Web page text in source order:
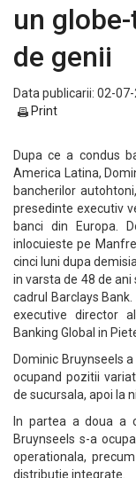
un
de genii
Data publicarii: 02-07-
Print
Dupa ce a condus
America Latina,
bancherilor
presedinte executiv
banci din Europa.
inlocuieste pe
cinci luni dupa
in varsta de 48 de ani
cadrul Barclays
executive director
Banking Global in
Dominic Bruynseels
ocupand pozitii
de sucursala, apoi la
In partea a doua a
Bruynseels s-a
operationala,
distributie integrate.